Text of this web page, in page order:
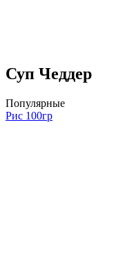
Суп Чеддер
Популярные
Рис 100гр